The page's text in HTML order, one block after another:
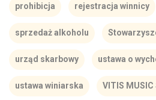
prohibicja rejestracja winnicy
sprzedaż alkoholu
urząd skarbowy ustawa o
ustawa winiarska VITIS MUSIC